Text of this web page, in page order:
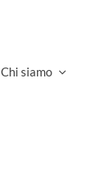
Chi siamo